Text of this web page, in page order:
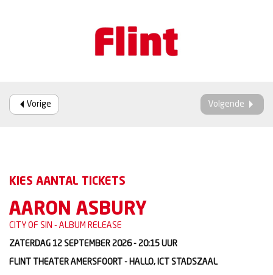
Vorige Volgende
KIES AANTAL TICKETS
AARON ASBURY
CITY OF SIN - ALBUM RELEASE
ZATERDAG 12 SEPTEMBER 2026 - 20:15 UUR
FLINT THEATER AMERSFOORT - HALLO, ICT STADSZAAL